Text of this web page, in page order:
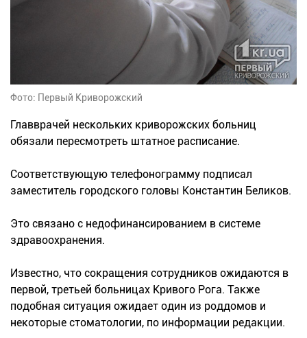
Фото: Первый Криворожский
Главврачей нескольких криворожских больниц
обязали пересмотреть штатное расписание.
Соответствующую телефонограмму подписал
заместитель городского головы Константин Беликов.
Это связано с недофинансированием в системе
здравоохранения.
Известно, что сокращения сотрудников ожидаются в
первой, третьей больницах Кривого Рога. Также
подобная ситуация ожидает один из роддомов и
некоторые стоматологии, по информации редакции.